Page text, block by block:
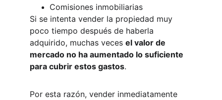
Comisiones inmobiliarias
Si se intenta vender la propiedad muy
poco tiempo después de haberla
adquirido, muchas veces el valor de
mercado no ha aumentado lo suficiente
para cubrir estos gastos.
Por esta razón, vender inmediatamente